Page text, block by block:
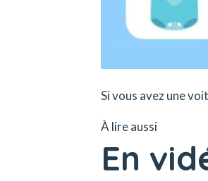
Si vous avez une
À lire aussi
En